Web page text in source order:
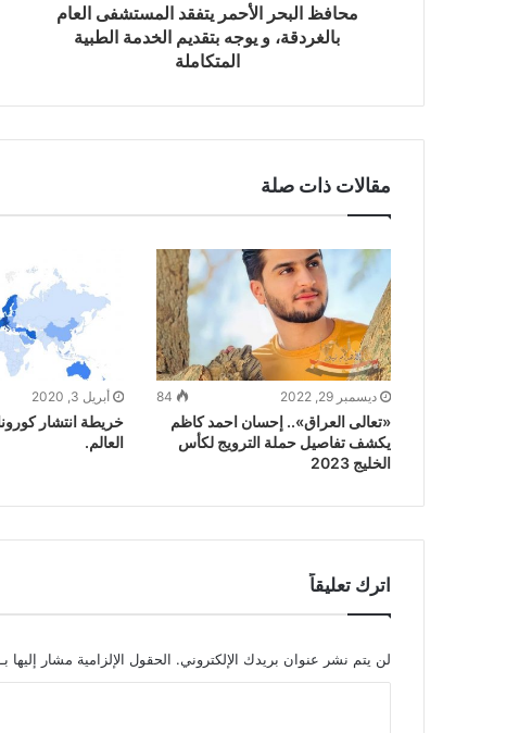
محافظ البحر الأحمر يتفقد المستشفى العام
بالغردقة، و يوجه بتقديم الخدمة الطبية
المتكاملة
مقالات ذات صلة
ديسمبر 29, 2022 84
«تعالى العراق».. إحسان احمد كاظم
يكشف تفاصيل حملة الترويج لكأس
الخليج 2023
أبريل 3, 2020
العالم.
اترك تعليقاً
لن يتم نشر عنوان بريدك الإلكتروني. الحقول الإلزامية مشار إليها بـ